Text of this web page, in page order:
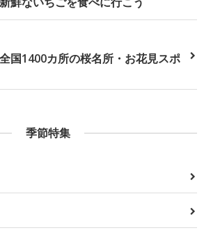
国1400カ所の桜名所・お花見スポ
季節特集